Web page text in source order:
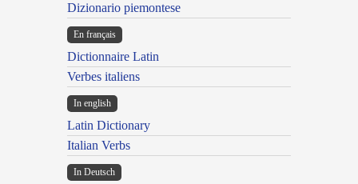
Dizionario piemontese
En français
Dictionnaire Latin
Verbes italiens
In english
Latin Dictionary
Italian Verbs
In Deutsch